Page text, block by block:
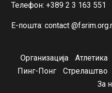
Телефон: +389 2 3 163 551
Е-пошта: contact
Организација Атлетика
Пинг-Понг
Стрелаштво
За